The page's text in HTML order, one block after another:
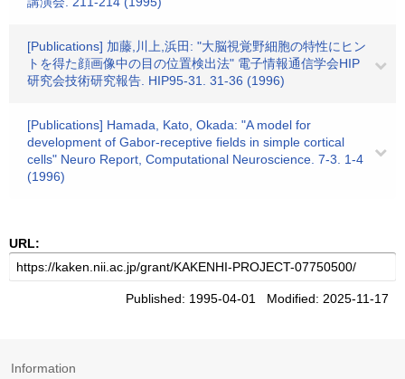
[Publications] 加藤,川上,浜田: "大脳視覚野細胞の特性にヒン
トを得た顔画像中の目の位置検出法" 電子情報通信学会HIP
研究会技術研究報告. HIP95-31. 31-36 (1996)
[Publications] Hamada, Kato, Okada: "A model for
development of Gabor-receptive fields in simple cortical
cells" Neuro Report, Computational Neuroscience. 7-3. 1-4
(1996)
URL:
Published: 1995-04-01 Modified: 2025-11-17
Information